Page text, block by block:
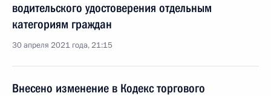
водительского удостоверения отдельным
категориям граждан
30 апреля 2021 года, 21:15
Внесено изменение в Кодекс торгового